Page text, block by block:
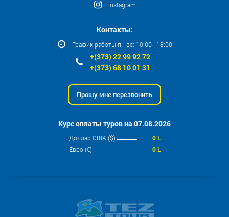
Instagram
Контакты:
График работы пн-вс: 10:00 - 18:00
+(373) 22 99 92 72
+(373) 68 10 01 31
Прошу мне перезвонить
Курс оплаты туров на 07.08.2026
Доллар США ($)
0 L
Евро (€)
0 L